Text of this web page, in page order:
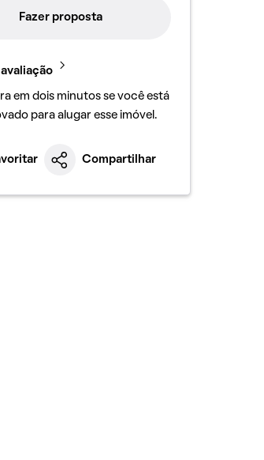
Fazer proposta
avaliação
em dois minutos se você está
para alugar esse imóvel.
Compartilhar